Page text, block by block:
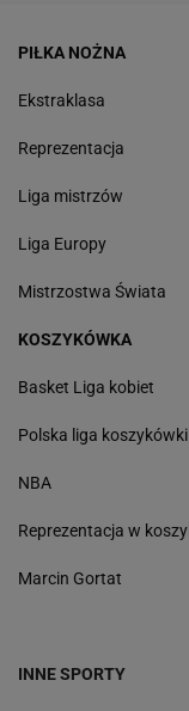
PIŁKA NOŻNA
Ekstraklasa
Reprezentacja
Liga mistrzów
Liga Europy
Mistrzostwa Świata
KOSZYKÓWKA
Basket Liga kobiet
Polska liga koszykówki
NBA
Reprezentacja w
Marcin Gortat
INNE SPORTY